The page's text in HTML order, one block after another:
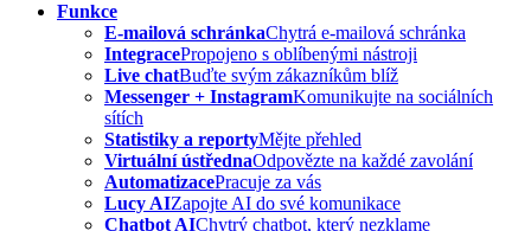
Funkce
E-mailová schránkaChytrá e-mailová schránka
IntegracePropojeno s oblíbenými nástroji
Live chatBuďte svým zákazníkům blíž
Messenger + InstagramKomunikujte na sociálních
sítích
Statistiky a reportyMějte přehled
Virtuální ústřednaOdpovězte na každé zavolání
AutomatizacePracuje za vás
Lucy AIZapojte AI do své komunikace
Chatbot AIChytrý chatbot, který nezklame